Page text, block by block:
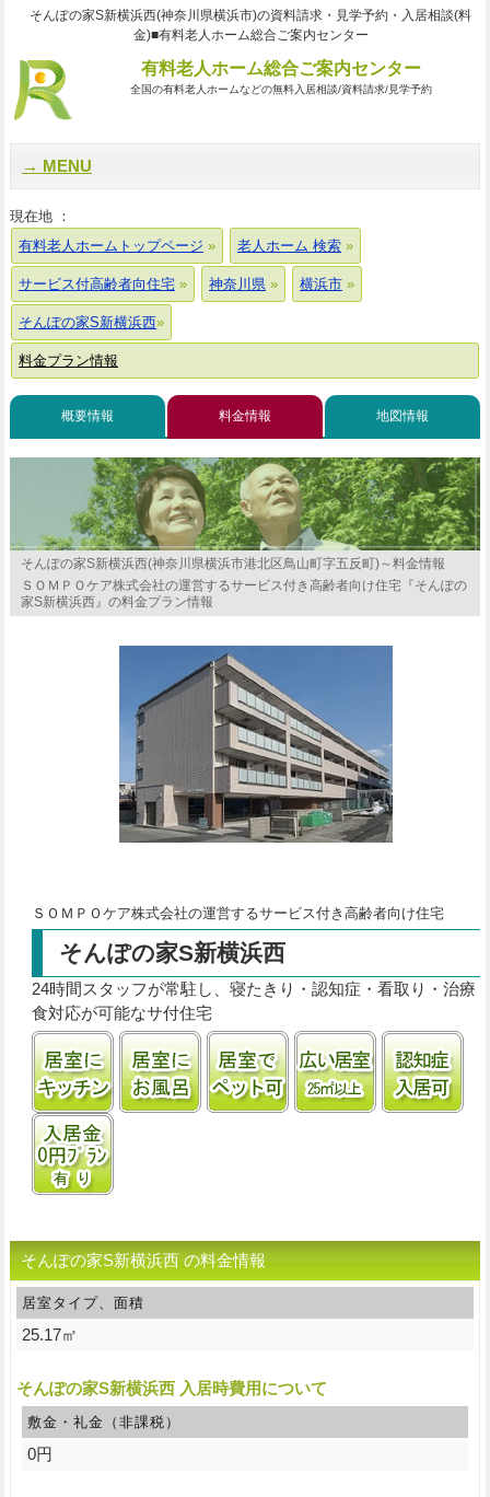
そんぽの家S新横浜西(神奈川県横浜市)の資料請求・見学予約・入居相談(料
金)■有料老人ホーム総合ご案内センター
有料老人ホーム総合ご案内センター
全国の有料老人ホームなどの無料入居相談/資料請求/見学予約
MENU
現在地 ：
有料老人ホームトップページ
老人ホーム 検索
サービス付高齢者向住宅 神奈川県 横浜市
そんぽの家S新横浜西
料金プラン情報
概要情報 料金情報 地図情報
そんぽの家S新横浜西(神奈川県横浜市港北区鳥山町字五反町)～料金情報
ＳＯＭＰＯケア株式会社の運営するサービス付き高齢者向け住宅『そんぽの
家S新横浜西』の料金プラン情報
ＳＯＭＰＯケア株式会社の運営するサービス付き高齢者向け住宅
そんぽの家S新横浜西
24時間スタッフが常駐し、寝たきり・認知症・看取り・治療
食対応が可能なサ付住宅
居室にキッチンあり
居室に風呂ありペット飼育可居室25㎡以上認
入居金0円プランあり
そんぽの家S新横浜西 の料金情報
居室タイプ、面積
25.17㎡
そんぽの家S新横浜西 入居時費用について
敷金・礼金（非課税）
0円